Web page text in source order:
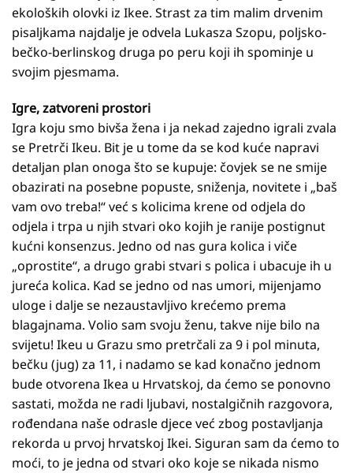
ekoloških olovki iz Ikee. Strast za tim malim drvenim
pisaljkama najdalje je odvela Lukasza Szopu, poljsko-
bečko-berlinskog druga po peru koji ih spominje u
svojim pjesmama.
Igre, zatvoreni prostori
Igra koju smo bivša žena i ja nekad zajedno igrali zvala
se Pretrči Ikeu. Bit je u tome da se kod kuće napravi
detaljan plan onoga što se kupuje: čovjek se ne smije
obazirati na posebne popuste, sniženja, novitete i „baš
vam ovo treba!“ već s kolicima krene od odjela do
odjela i trpa u njih stvari oko kojih je ranije postignut
kućni konsenzus. Jedno od nas gura kolica i viče
„oprostite“, a drugo grabi stvari s polica i ubacuje ih u
jureća kolica. Kad se jedno od nas umori, mijenjamo
uloge i dalje se nezaustavljivo krećemo prema
blagajnama. Volio sam svoju ženu, takve nije bilo na
svijetu! Ikeu u Grazu smo pretrčali za 9 i pol minuta,
bečku (jug) za 11, i nadamo se kad konačno jednom
bude otvorena Ikea u Hrvatskoj, da ćemo se ponovno
sastati, možda ne radi ljubavi, nostalgičnih razgovora,
rođendana naše odrasle djece već zbog postavljanja
rekorda u prvoj hrvatskoj Ikei. Siguran sam da ćemo to
moći, to je jedna od stvari oko koje se nikada nismo